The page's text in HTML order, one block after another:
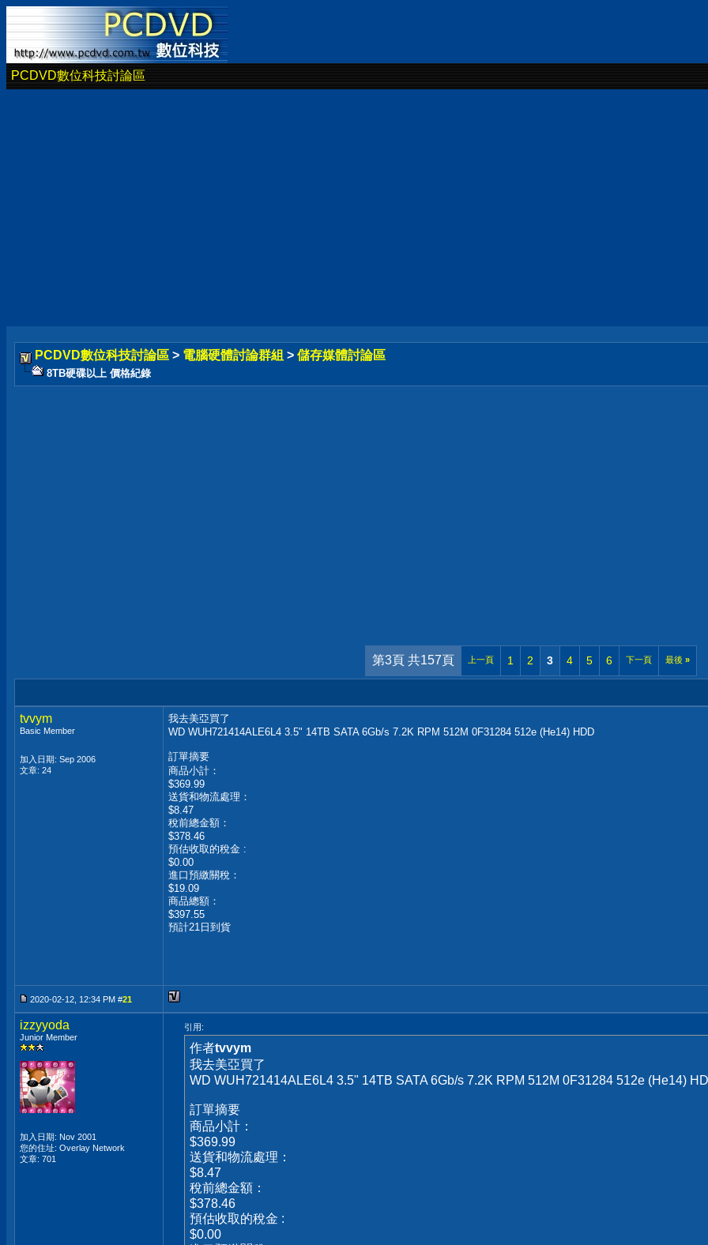
PCDVD數位科技討論區
PCDVD數位科技討論區 > 電腦硬體討論群組 > 儲存媒體討論區
8TB硬碟以上 價格紀錄
第3頁 共157頁 上一頁 1 2 3 4 5 6 下一頁 最後 »
tvvym
Basic Member
加入日期: Sep 2006
文章: 24
我去美亞買了
WD WUH721414ALE6L4 3.5" 14TB SATA 6Gb/s 7.2K RPM 512M 0F31284 512e (He14) HDD
訂單摘要
商品小計：
$369.99
送貨和物流處理：
$8.47
稅前總金額：
$378.46
預估收取的稅金 :
$0.00
進口預繳關稅：
$19.09
商品總額：
$397.55
預計21日到貨
2020-02-12, 12:34 PM #21
izzyyoda
Junior Member
加入日期: Nov 2001
您的住址: Overlay Network
文章: 701
引用:
作者tvvym
我去美亞買了
WD WUH721414ALE6L4 3.5" 14TB SATA 6Gb/s 7.2K RPM 512M 0F31284 512e (He14)
訂單摘要
商品小計：
$369.99
送貨和物流處理：
$8.47
稅前總金額：
$378.46
預估收取的稅金 :
$0.00